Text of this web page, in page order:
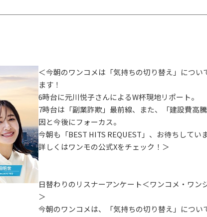
＜今朝のワンコメは「気持ちの切り替え」につい
ます！
6時台に元川悦子さんによるW杯現地リポート。
7時台は「副業詐欺」最前線、また、「建設費高
因と今後にフォーカス。
今朝も「BEST HITS REQUEST」、お待ちしてい
詳しくはワンモの公式Xをチェック！＞
日替わりのリスナーアンケート＜ワンコメ・ワン
＞
今朝のワンコメは、「気持ちの切り替え」につい